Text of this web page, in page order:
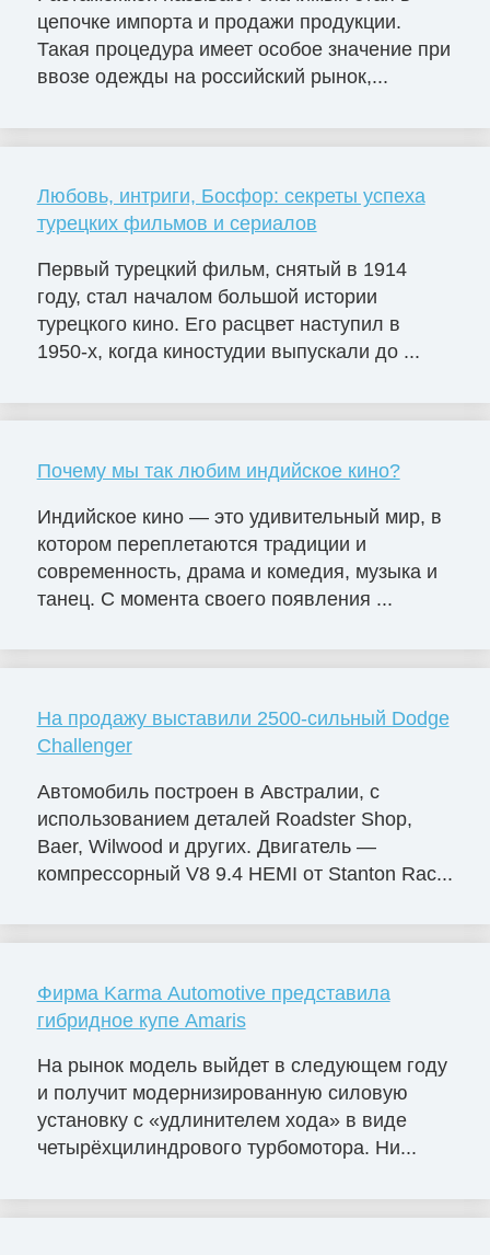
цепочке импорта и продажи продукции.
Такая процедура имеет особое значение при
ввозе одежды на российский рынок,...
Любовь, интриги, Босфор: секреты успеха
турецких фильмов и сериалов
Первый турецкий фильм, снятый в 1914
году, стал началом большой истории
турецкого кино. Его расцвет наступил в
1950-х, когда киностудии выпускали до ...
Почему мы так любим индийское кино?
Индийское кино — это удивительный мир, в
котором переплетаются традиции и
современность, драма и комедия, музыка и
танец. С момента своего появления ...
На продажу выставили 2500-сильный Dodge
Challenger
Автомобиль построен в Австралии, с
использованием деталей Roadster Shop,
Baer, Wilwood и других. Двигатель —
компрессорный V8 9.4 HEMI от Stanton Rac...
Фирма Karma Automotive представила
гибридное купе Amaris
На рынок модель выйдет в следующем году
и получит модернизированную силовую
установку с «удлинителем хода» в виде
четырёхцилиндрового турбомотора. Ни...